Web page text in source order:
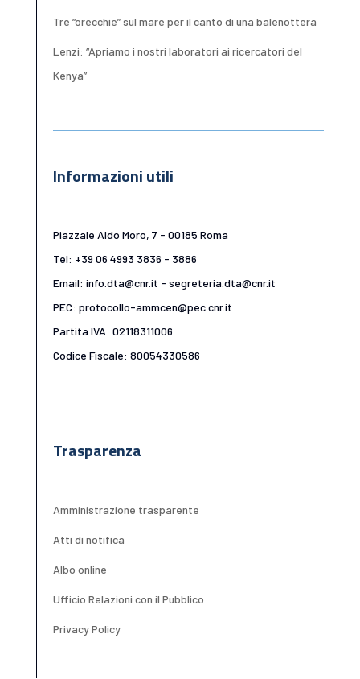
Tre “orecchie” sul mare per il canto di una balenottera
Lenzi: “Apriamo i nostri laboratori ai ricercatori del
Kenya”
Informazioni utili
Piazzale Aldo Moro, 7 - 00185 Roma
Tel: +39 06 4993 3836 - 3886
Email: info.dta@cnr.it - segreteria.dta@cnr.it
PEC: protocollo-ammcen@pec.cnr.it
Partita IVA: 02118311006
Codice Fiscale: 80054330586
Trasparenza
Amministrazione trasparente
Atti di notifica
Albo online
Ufficio Relazioni con il Pubblico
Privacy Policy